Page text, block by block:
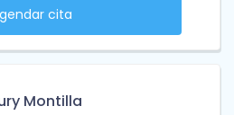
cita
Montilla